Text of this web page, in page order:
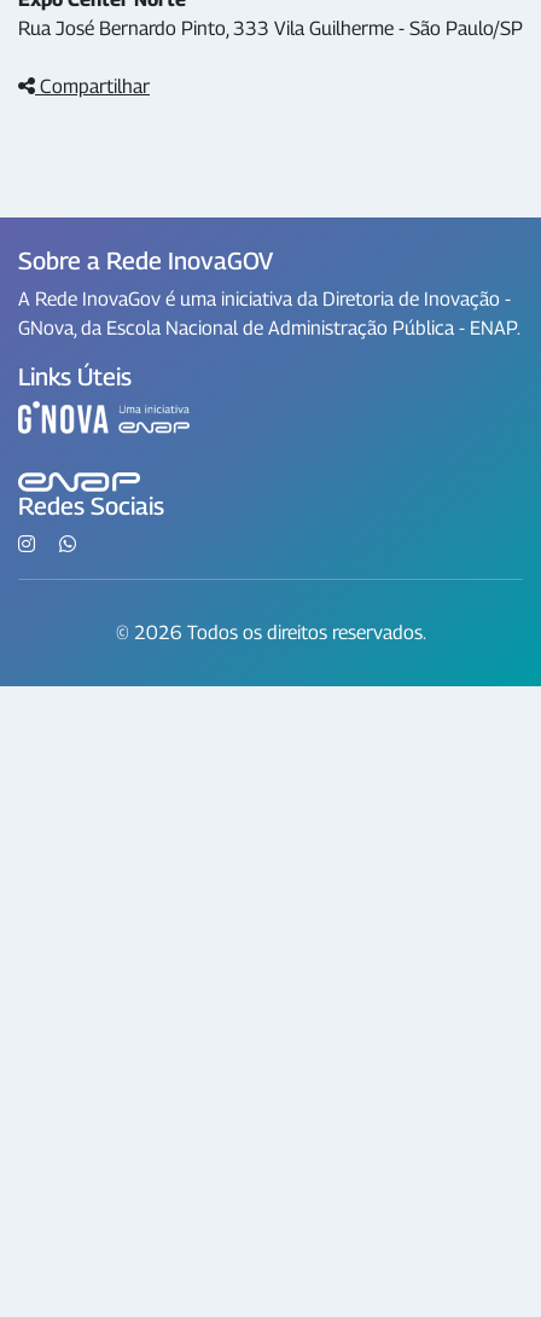
Rua José Bernardo Pinto, 333 Vila Guilherme - São Paulo/SP
Compartilhar
Sobre a Rede InovaGOV
A Rede InovaGov é uma iniciativa da Diretoria de Inovação -
GNova, da Escola Nacional de Administração Pública - ENAP.
Links Úteis
Redes Sociais
© 2026 Todos os direitos reservados.